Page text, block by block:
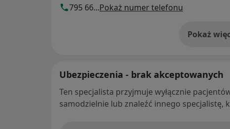
795 66...Pokaż numer telefonu
Pokaż o
Ubezpieczenia - brak akceptowanych
Ten specjalista przyjmuje wyłącznie
samodzielnie lub znaleźć innego specjalistę,